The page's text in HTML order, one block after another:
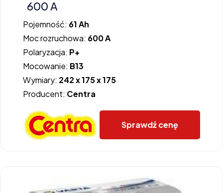
600 A
Pojemność: 61 Ah
Moc rozruchowa: 600 A
Polaryzacja: P+
Mocowanie: B13
Wymiary: 242 x 175 x 175
Producent: Centra
Sprawdź cenę